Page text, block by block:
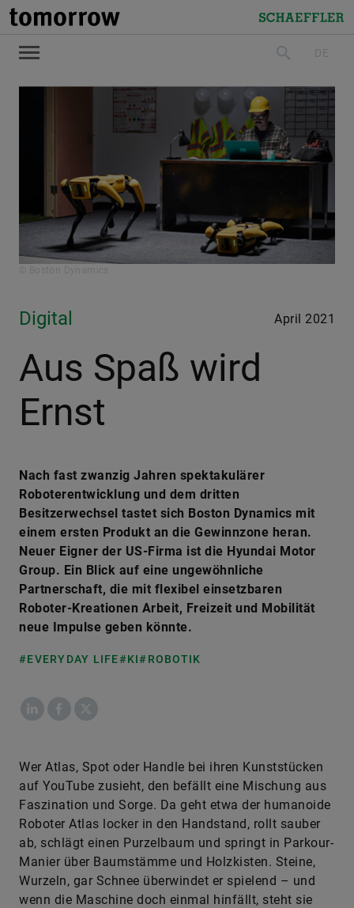
tomorrow
Schaeffler
suchenDE
Digital April 2021
Aus Spaß wird
Ernst
Nach fast zwanzig Jahren spektakulärer
Roboterentwicklung und dem dritten
Besitzerwechsel tastet sich Boston Dynamics mit
einem ersten Produkt an die Gewinnzone heran.
Neuer Eigner der US-Firma ist die Hyundai Motor
Group. Ein Blick auf eine ungewöhnliche
Partnerschaft, die mit flexibel einsetzbaren
Roboter-Kreationen Arbeit, Freizeit und Mobilität
neue Impulse geben könnte.
#EVERYDAY LIFE#KI#ROBOTIK
LinkedInFacebook
X
Wer Atlas, Spot oder Handle bei ihren Kunststücken
auf YouTube zusieht, den befällt eine Mischung aus
Faszination und Sorge. Da geht etwa der humanoide
Roboter Atlas locker in den Handstand, rollt sauber
ab, schlägt einen Purzelbaum und springt in Parkour-
Manier über Baumstämme und Holzkisten. Steine,
Wurzeln, gar Schnee überwindet er spielend – und
wenn die Maschine doch einmal hinfällt, steht sie